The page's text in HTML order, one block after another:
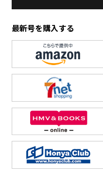
最新号を購入する